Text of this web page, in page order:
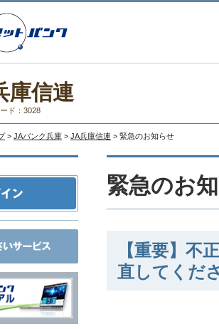
庫信連
ド：3028
> JAバンク兵庫 > JA兵庫信連 > 緊急のお知らせ
緊急のお
【重要】不
直してくだ